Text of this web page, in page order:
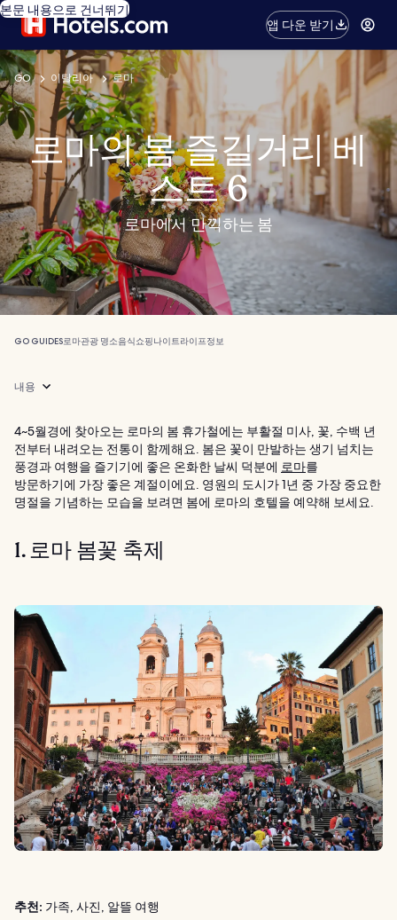
본문 내용으로 건너뛰기
앱 다운 받기
GO 이탈리아 로마
로마의 봄 즐길거리 베
스트 6
로마에서 만끽하는 봄
GO GUIDES로마관광 명소음식쇼핑나이트라이프정보
내용
4~5월경에 찾아오는 로마의 봄 휴가철에는 부활절 미사, 꽃, 수백 년
전부터 내려오는 전통이 함께해요. 봄은 꽃이 만발하는 생기 넘치는
풍경과 여행을 즐기기에 좋은 온화한 날씨 덕분에 로마를
방문하기에 가장 좋은 계절이에요. 영원의 도시가 1년 중 가장 중요한
명절을 기념하는 모습을 보려면 봄에 로마의 호텔을 예약해 보세요.
1. 로마 봄꽃 축제
추천: 가족, 사진, 알뜰 여행